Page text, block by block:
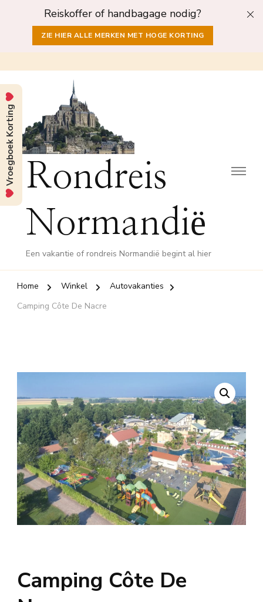
Reiskoffer of handbagage nodig?
ZIE HIER ALLE MERKEN MET HOGE KORTING
Rondreis
Normandië
Een vakantie of rondreis Normandië begint al hier
Home Winkel
Autovakanties
Camping Côte De Nacre
Camping Côte De
Vroegboek Korting